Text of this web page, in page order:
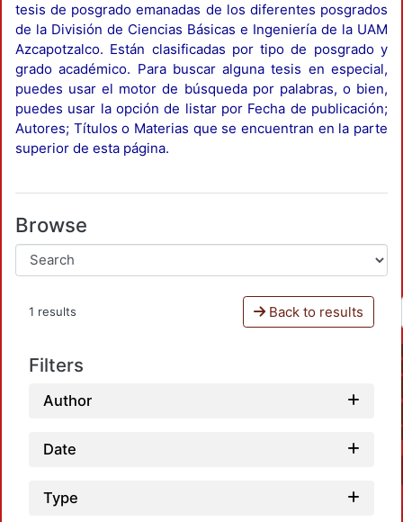
tesis de posgrado emanadas de los diferentes posgrados
de la División de Ciencias Básicas e Ingeniería de la UAM
Azcapotzalco. Están clasificadas por tipo de posgrado y
grado académico. Para buscar alguna tesis en especial,
puedes usar el motor de búsqueda por palabras, o bien,
puedes usar la opción de listar por Fecha de publicación;
Autores; Títulos o Materias que se encuentran en la parte
superior de esta página.
Browse
1 results Back to results
Filters
Author
Date
Type